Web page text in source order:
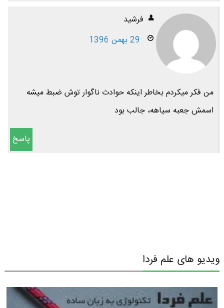
فرشید
29 بهمن 1396
من فکر میکردم بخاطر اینکه حوادث ناگوار توش ضبط میشه
اسمش جعبه سیاهه، جالب بود
پاسخ
ویدیو های علم فردا